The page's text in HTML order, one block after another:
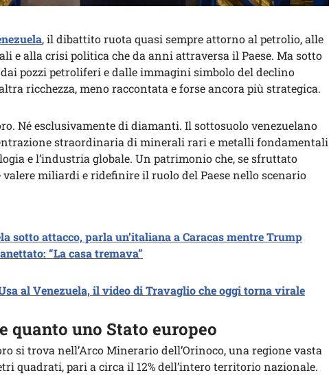
, il dibattito ruota quasi sempre attorno al petrolio, alle
e alla crisi politica che da anni attraversa il Paese. Ma sotto
pozzi petroliferi e dalle immagini simbolo del declino
ricchezza, meno raccontata e forse ancora più strategica.
Né esclusivamente di diamanti. Il sottosuolo venezuelano
straordinaria di minerali rari e metalli fondamentali
e l’industria globale. Un patrimonio che, se sfruttato
valere miliardi e ridefinire il ruolo del Paese nello scenario
sotto attacco, parla un’italiana a Caracas mentre Trump
“La casa tremava”
al Venezuela, il video di Travaglio che oggi torna virale
quanto uno Stato europeo
si trova nell’Arco Minerario dell’Orinoco, una regione vasta
quadrati, pari a circa il 12% dell’intero territorio nazionale.